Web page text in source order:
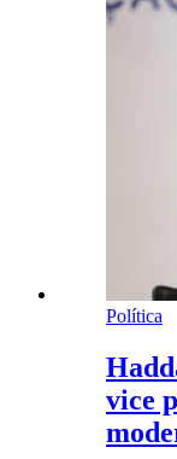
Política
vice